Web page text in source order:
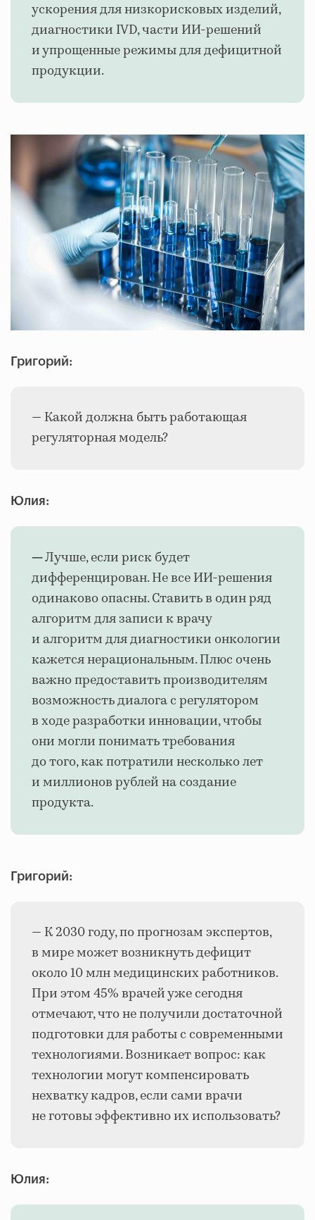
ускорения для низкорисковых изделий,
диагностики IVD, части ИИ-решений
и упрощенные режимы для дефицитной
продукции.
Григорий:
— Какой должна быть работающая
регуляторная модель?
Юлия:
—Лучше, если риск будет
дифференцирован. Не все ИИ-решения
одинаково опасны. Ставить в один ряд
алгоритм для записи к врачу
и алгоритм для диагностики онкологии
кажется нерациональным. Плюс очень
важно предоставить производителям
возможность диалога с регулятором
в ходе разработки инновации, чтобы
они могли понимать требования
до того, как потратили несколько лет
и миллионов рублей на создание
продукта.
Григорий:
— К 2030 году, по прогнозам экспертов,
в мире может возникнуть дефицит
около 10 млн медицинских работников.
При этом 45% врачей уже сегодня
отмечают, что не получили достаточной
подготовки для работы с современными
технологиями. Возникает вопрос: как
технологии могут компенсировать
нехватку кадров, если сами врачи
не готовы эффективно их использовать?
Юлия: